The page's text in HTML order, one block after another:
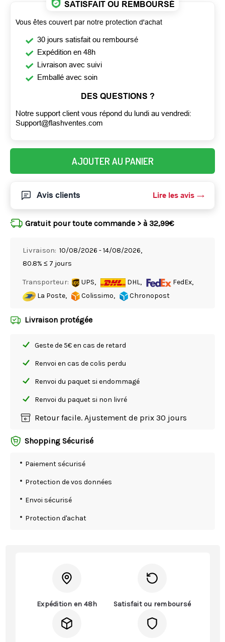
SATISFAIT OU REMBOURSÉ
Vous êtes couvert par notre protection d'achat
30 jours satisfait ou remboursé
Expédition en 48h
Livraison avec suivi
Emballé avec soin
DES QUESTIONS ?
Notre support client vous répond du lundi au vendredi:
Support@flashventes.com
AJOUTER AU PANIER
Avis clients Lire les avis
Gratuit pour toute commande > à 32,99€
Livraison: 10/08/2026 - 14/08/2026,
80.8% ≤ 7 jours
Transporteur: UPS, DHL,
FedEx,
La Poste,
Colissimo, Chronopost
Livraison protégée
Geste de 5€ en cas de retard
Renvoi en cas de colis perdu
Renvoi du paquet si endommagé
Renvoi du paquet si non livré
Retour facile. Ajustement de prix 30 jours
Shopping Sécurisé
Paiement sécurisé
Protection de vos données
Envoi sécurisé
Protection d'achat
Expédition en 48h Satisfait ou remboursé